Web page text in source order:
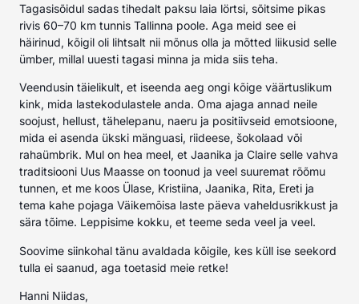
Tagasisõidul sadas tihedalt paksu laia lörtsi, sõitsime pikas
rivis 60–70 km tunnis Tallinna poole. Aga meid see ei
häirinud, kõigil oli lihtsalt nii mõnus olla ja mõtted liikusid selle
ümber, millal uuesti tagasi minna ja mida siis teha.
Veendusin täielikult, et iseenda aeg ongi kõige väärtuslikum
kink, mida lastekodulastele anda. Oma ajaga annad neile
soojust, hellust, tähelepanu, naeru ja positiivseid emotsioone,
mida ei asenda ükski mänguasi, riideese, šokolaad või
rahaümbrik. Mul on hea meel, et Jaanika ja Claire selle vahva
traditsiooni Uus Maasse on toonud ja veel suuremat rõõmu
tunnen, et me koos Ülase, Kristiina, Jaanika, Rita, Ereti ja
tema kahe pojaga Väikemõisa laste päeva vaheldusrikkust ja
sära tõime. Leppisime kokku, et teeme seda veel ja veel.
Soovime siinkohal tänu avaldada kõigile, kes küll ise seekord
tulla ei saanud, aga toetasid meie retke!
Hanni Niidas,